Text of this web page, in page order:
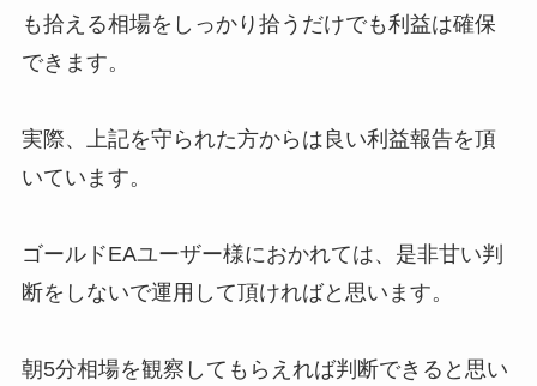
も拾える相場をしっかり拾うだけでも利益は確保
できます。
実際、上記を守られた方からは良い利益報告を頂
いています。
ゴールドEAユーザー様におかれては、是非甘い判
断をしないで運用して頂ければと思います。
朝5分相場を観察してもらえれば判断できると思い